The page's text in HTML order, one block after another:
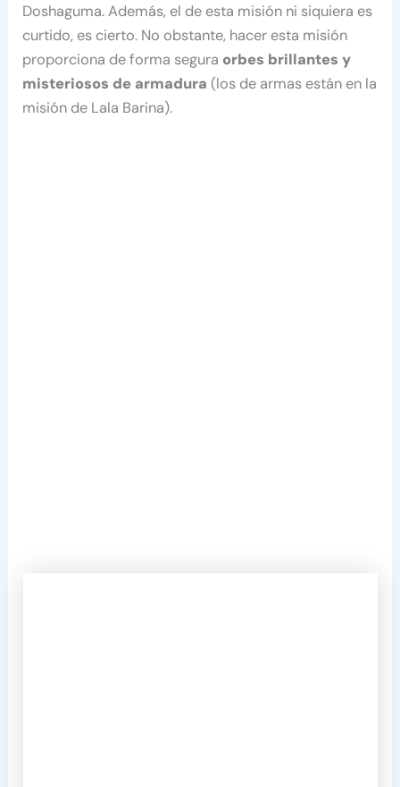
Doshaguma. Además, el de esta misión ni siquiera es
curtido, es cierto. No obstante, hacer esta misión
proporciona de forma segura orbes brillantes y
misteriosos de armadura (los de armas están en la
misión de Lala Barina).